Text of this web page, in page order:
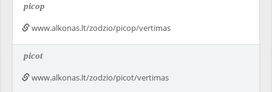
picop
www.alkonas.lt/zodzio/picop/vertimas
picot
www.alkonas.lt/zodzio/picot/vertimas